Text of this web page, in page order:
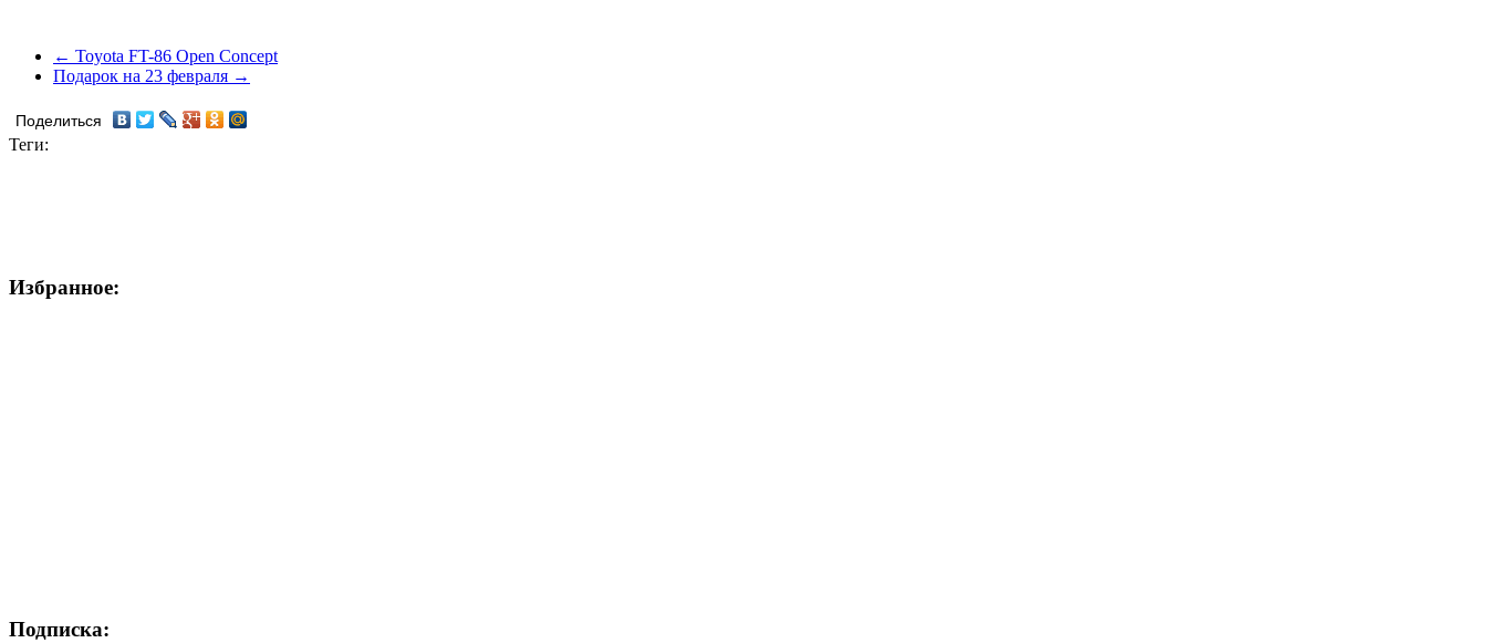
← Toyota FT-86 Open Concept
Подарок на 23 февраля →
Поделиться
Теги:
Избранное:
Подписка: